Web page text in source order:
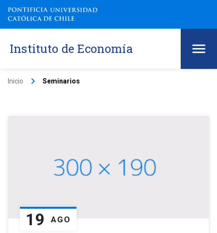
Instituto de Economía
Inicio keyboard_arrow_right Seminarios
19 AGO